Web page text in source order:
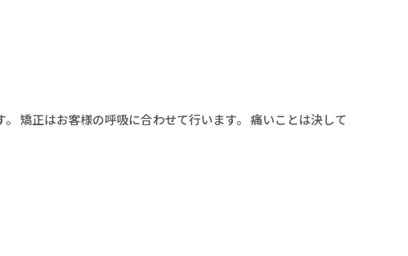
矯正はお客様の呼吸に合わせて行います。 痛いことは決して